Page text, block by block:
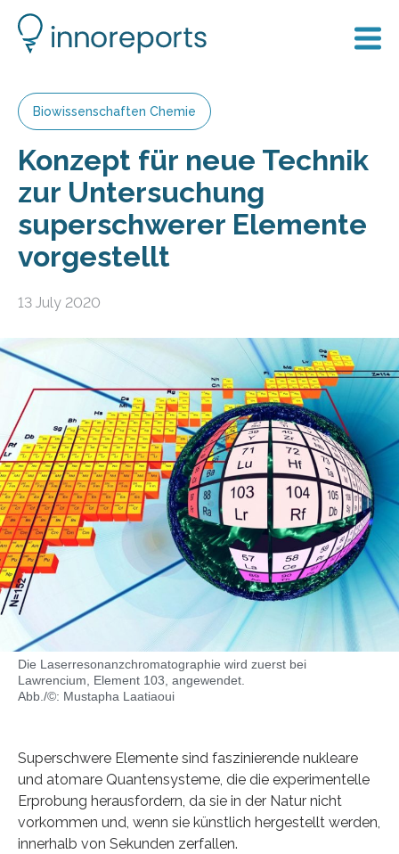
Biowissenschaften Chemie
Konzept für neue Technik
zur Untersuchung
superschwerer Elemente
vorgestellt
13 July 2020
Die Laserresonanzchromatographie wird zuerst bei
Lawrencium, Element 103, angewendet.
Abb./©: Mustapha Laatiaoui
Superschwere Elemente sind faszinierende nukleare
und atomare Quantensysteme, die die experimentelle
Erprobung herausfordern, da sie in der Natur nicht
vorkommen und, wenn sie künstlich hergestellt werden,
innerhalb von Sekunden zerfallen.